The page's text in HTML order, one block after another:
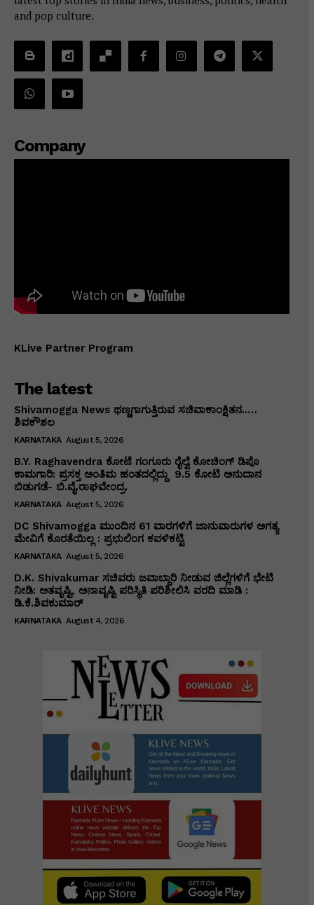
and pop culture.
Company
KLive Partner Program
The latest
Shivamogga News ಥಣ್ಣಗಾಗುತ್ತಿರುವ ಸಚಿವಾಕಾಂಕ್ಷಿತನ..…
ಶಿವಕೌಶಲ
KARNATAKA August 5, 2026
B.Y. Raghavendra ಕೋಟೆ ಗಂಗೂರು ರೈಲ್ವೆ ಕೋಚಿಂಗ್ ಡಿಪೊ
ಕಾಮಗಾರಿ: ಪ್ರಸಕ್ತ ಅಂತಿಮ ಹಂತದಲ್ಲಿದ್ದು ₹ 9.5 ಕೋಟಿ ಅನುದಾನ
ಬಿಡುಗಡೆ- ಬಿ.ವೈ.ರಾಘವೇಂದ್ರ.
KARNATAKA August 5, 2026
DC Shivamogga ಮುಂದಿನ 61 ವಾರಗಳಿಗೆ ಜಾನುವಾರುಗಳ ಅಗತ್ಯ
ಮೇವಿಗೆ ಕೊರತೆಯಿಲ್ಲ : ಪ್ರಭುಲಿಂಗ ಕವಳಿಕಟ್ಟಿ
KARNATAKA August 5, 2026
D.K. Shivakumar ಸಚಿವರು ಜವಾಬ್ದಾರಿ ನೀಡುವ ಜಿಲ್ಲೆಗಳಿಗೆ ಭೇಟಿ
ನೀಡಿ: ಅತವೃಷ್ಟಿ, ಅನಾವೃಷ್ಟಿ ಪರಿಸ್ಥಿತಿ ಪರಿಶೀಲಿಸಿ ವರದಿ ಮಾಡಿ :
ಡಿ.ಕೆ.ಶಿವಕುಮಾರ್
KARNATAKA August 4, 2026